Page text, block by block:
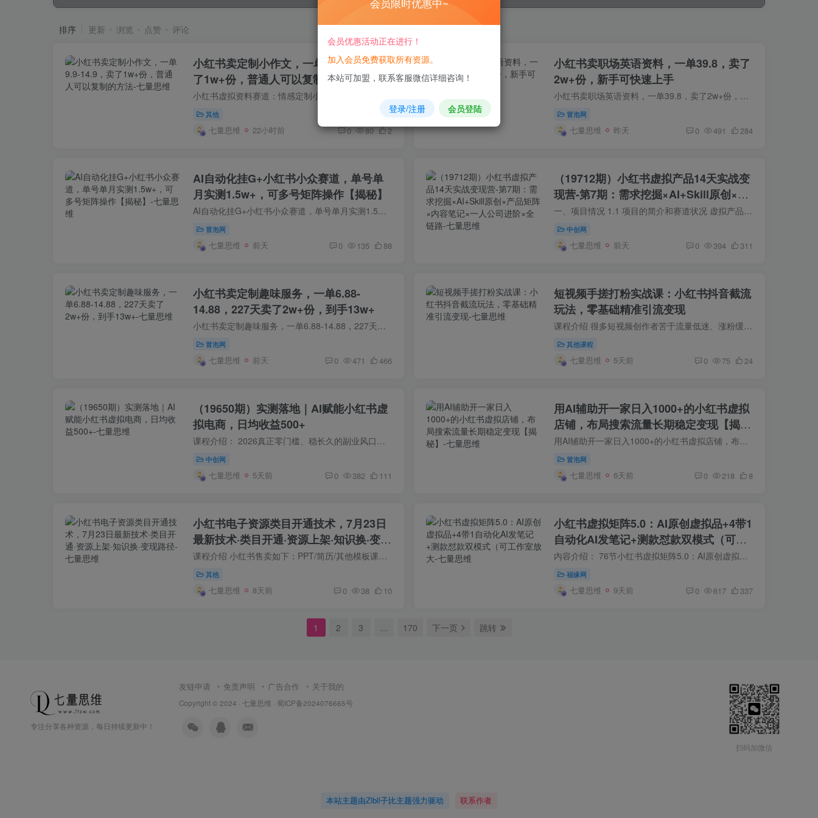
排序 更新 浏览 点赞 评论
小红书卖定制小作文，一单9.9-14.9，卖
了1w+份，普通人可以复制的方法
其他
七量思维 22小时前 0 80 2
小红书卖职场英语资料，一单39.8，卖了
2w+份，新手可快速上手
小红书卖职场英语资料，一单39.8，卖了2w+份，新手可快速上手 项目介绍： 本项目是小红书低门槛、零成本、高复购的虚拟资料轻创业项目，主打刚需职场英语资料变现，核心售卖整合优化后的职场英...
冒泡网
七量思维 昨天 0 491 284
AI自动化挂G+小红书小众赛道，单号单
月实测1.5w+，可多号矩阵操作【揭秘】
AI自动化挂G+小红书小众赛道，单号单月实测1.5w+，可多号矩阵操作【揭秘】 小红书虚拟货品最近一年来热度持续高涨，但其实平台开店，还是要看平台的人群，用户，喜好，付费情况，对症下药，才能...
冒泡网
七量思维 前天 0 135 88
（19712期）小红书虚拟产品14天实战变
现营-第7期：需求挖掘×AI+Skill原创×产
品矩阵×内容笔记×一人公司进阶×全链路一、项目情况 1.1 项目的简介和赛道状况 虚拟产品是对于普通人来讲，是非常好的生意模式和副业的选择。 因为小红书电商-虚拟产品是真正的零成本，你不用囤货、不用去找供应链，也不用每天发货，...
中创网
七量思维 前天 0 394 311
小红书卖定制趣味服务，一单6.88-
14.88，227天卖了2w+份，到手13w+
小红书卖定制趣味服务，一单6.88-14.88，227天卖了2w+份，到手13w+ 项目介绍： 本项目为小红书虚拟趣味定制服务赛道，主打奶龙、魔性小鸡、羊驼等卡通形象定制短视频、语音内容，客单价设置6.88...
冒泡网
七量思维 前天 0 471 466
短视频手搓打粉实战课：小红书抖音截流
玩法，零基础精准引流变现
课程介绍 很多短视频创作者苦于流量低迷、涨粉缓慢、无法变现，不懂低成本精准截流打粉的核心玩法。本套流打粉手搓打法课程，覆盖小红书、抖音两大主流平台，系统化拆解手搓打粉、流量截流、爆...
其他课程
七量思维 5天前 0 75 24
（19650期）实测落地｜AI赋能小红书虚
拟电商，日均收益500+
课程介绍： 2026真正零门槛、稳长久的副业风口｜被90%人错过的小红书AI虚拟电商，才是普通人的搞钱王道！ 不再跟风摆摊、跑腿、实体副业！不用囤货、不用发货、无需售后、零资金投入，纯轻资产...
中创网
七量思维 5天前 0 382 111
用AI辅助开一家日入1000+的小红书虚拟
店铺，布局搜索流量长期稳定变现【揭
秘】
用AI辅助开一家日入1000+的小红书虚拟店铺，布局搜索流量长期稳定变现【揭秘】 介绍： 2026年最强风口掘金项目来了——小红书AI虚拟电商！全程AI包办选品、写稿、作图、自动交付全流程，不用自...
冒泡网
七量思维 6天前 0 218 8
小红书电子资源类目开通技术，7月23日
最新技术·类目开通·资源上架·知识换·变现
路径
课程介绍 小红书售卖如下：PPT/简历/其他模板课件/教案/手抄报/头像壁纸。需要开通类目。
其他
七量思维 8天前 0 38 10
小红书虚拟矩阵5.0：AI原创虚拟品+4带1
自动化AI发笔记+测款怼款双模式（可工
作室放大
内容介绍： 76节小红书虚拟矩阵5.0：AI原创虚拟品+4带1自动化AI发笔记+测款怼款双模式（可工作室放大） 小红书虚拟矩阵5.0技术更新，总共76节，每一步演示都细到头发丝，让每个学员拿到手，都能...
福缘网
七量思维 9天前 0 617 337
1 2 3 … 170 下一页 跳转
专注分享各种资源，每日持续更新中！
友链申请 免责声明 广告合作 关于我的
Copyright © 2024 · 七量思维 · 蜀ICP备2024076665号
扫码加微信
会员限时优惠中~
会员优惠活动正在进行！
加入会员免费获取所有资源。
本站可加盟，联系客服微信详细咨询！
登录/注册 会员登陆
本站主题由Zibll子比主题强力驱动 联系作者